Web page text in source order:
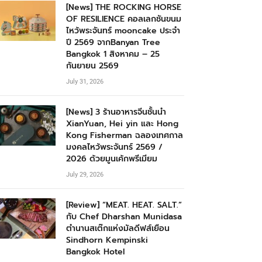
[News] THE ROCKING HORSE
OF RESILIENCE คอลเลกชันขนม
ไหว้พระจันทร์ mooncake ประจำ
ปี 2569 จากBanyan Tree
Bangkok 1 สิงหาคม – 25
กันยายน 2569
July 31, 2026
[News] 3 ร้านอาหารจีนชั้นนำ
XianYuan, Hei yin และ Hong
Kong Fisherman ฉลองเทศกาล
มงคลไหว้พระจันทร์ 2569 /
2026 ด้วยมูนเค้กพรีเมียม
July 29, 2026
[Review] “MEAT. HEAT. SALT.”
กับ Chef Dharshan Munidasa
ตำนานสเต๊กแห่งมัลดีฟส์เยือน
Sindhorn Kempinski
Bangkok Hotel